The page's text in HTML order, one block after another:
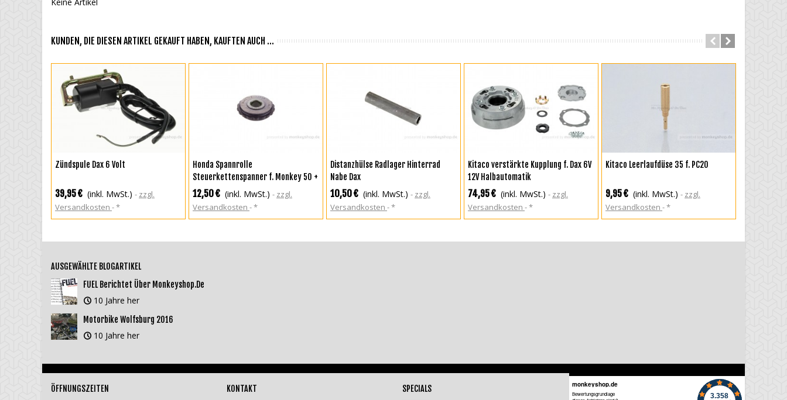
KUNDEN, DIE DIESEN ARTIKEL GEKAUFT HABEN, KAUFTEN AUCH ...
IN DEN WARENKORB
Zündspule Dax 6 Volt
39,95 € (inkl. MwSt.)
zzgl.
Versandkosten
*
IN DEN WARENKORB
Honda Spannrolle
Steuerkettenspanner f. Monkey 50 +
Gorilla + Dax 50 70 + Chaly + SS50 +
Nice
12,50 € (inkl. MwSt.)
zzgl.
Versandkosten
*
IN DEN WARENKORB
Distanzhülse Radlager Hinterrad
Nabe Dax
10,50 € (inkl. MwSt.)
zzgl.
Versandkosten
*
IN DEN WARENKORB
Kitaco verstärkte Kupplung f. Dax 6V
12V Halbautomatik
74,95 € (inkl. MwSt.)
zzgl.
Versandkosten
*
IN DEN WARENKORB
Kitaco Leerlaufdüse 35 f. PC20
9,95 € (inkl. MwSt.)
zzgl.
Versandkosten
*
AUSGEWÄHLTE BLOGARTIKEL
FUEL Berichtet Über Monkeyshop.de
10 Jahre her
Motorbike Wolfsburg 2016
10 Jahre her
ÖFFNUNGSZEITEN KONTAKT
SPECIALS